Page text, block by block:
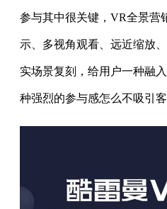
参与其中很关键，VR全景营
示、多视角观看、远近缩放
实场景复刻，给用户一种融
种强烈的参与感怎么不吸引